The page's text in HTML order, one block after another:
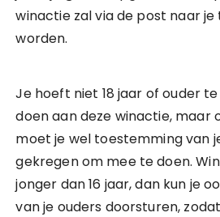
winactie zal via de post naar
worden.
Je hoeft niet 18 jaar of ouder
doen aan deze winactie, maar
moet je wel toestemming van
gekregen om mee te doen.
jonger dan 16 jaar, dan kun je
van je ouders doorsturen,